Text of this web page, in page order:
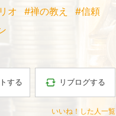
オ #禅の教え
#信頼
する リブログする
いいね！した人一覧